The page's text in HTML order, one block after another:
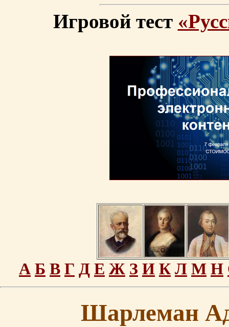
Игровой тест
А Б В Г Д Е Ж З И К Л М Н
Шарлеман